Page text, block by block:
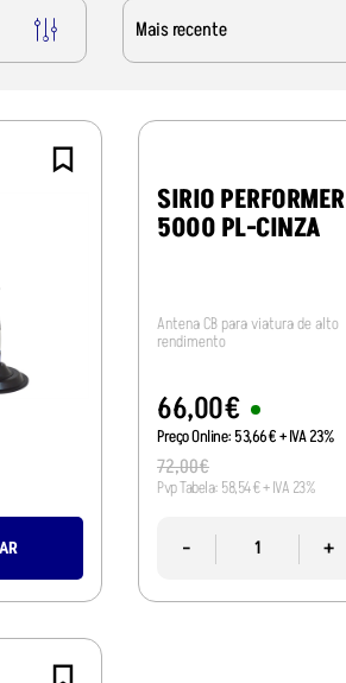
SIRIO PERFORMER
5000 PL-CINZA
Antena CB para viatura de alto
rendimento
66,00€
Preço Online: 53,66€+ IVA 23%
72,00€
Pvp Tabela: 58,54€+ IVA 23%
- +